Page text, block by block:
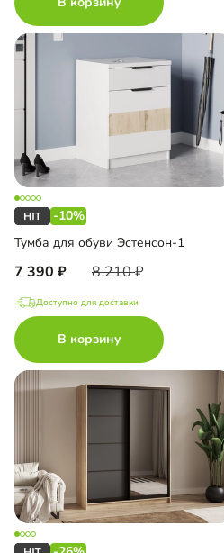
-10%
Тумба для обуви Эстенсон-1
7 390 8 210
Доступно для доставки
В корзину